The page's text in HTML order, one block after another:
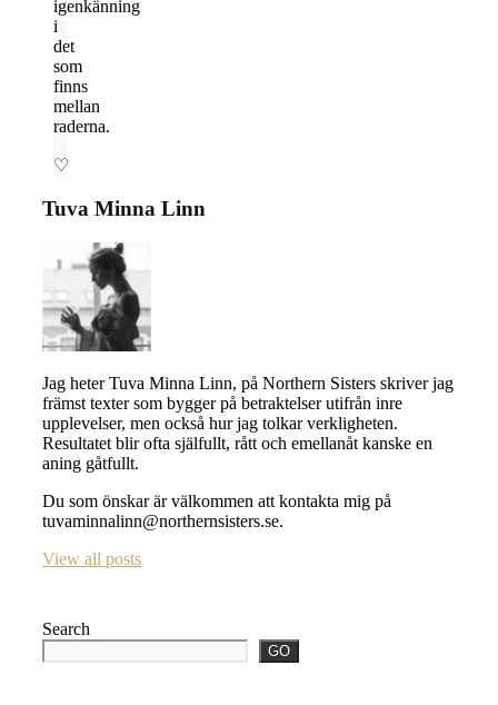
igenkänning
i
det
som
finns
mellan
raderna.
♡
Tuva Minna Linn
Jag heter Tuva Minna Linn, på Northern Sisters skriver jag
främst texter som bygger på betraktelser utifrån inre
upplevelser, men också hur jag tolkar verkligheten.
Resultatet blir ofta själfullt, rått och emellanåt kanske en
aning gåtfullt.
Du som önskar är välkommen att kontakta mig på
tuvaminnalinn@northernsisters.se.
View all posts
Search
GO